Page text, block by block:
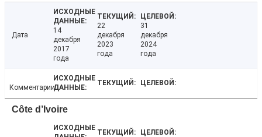
Дата
14
декабря
2017
года
22
декабря
2023
года
31
декабря
2024
года
Комментарии
Côte d’Ivoire